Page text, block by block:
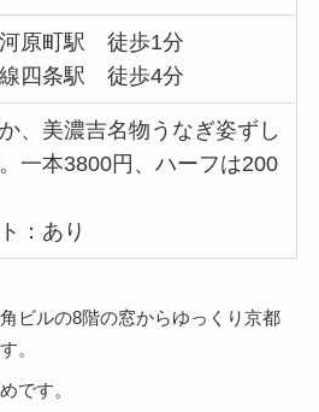
河原町駅 徒歩1分
四条駅 徒歩4分
、美濃吉名物うなぎ姿ずし
一本3800円、ハーフは200
：あり
ビルの8階の窓からゆっくり京都
。
です。